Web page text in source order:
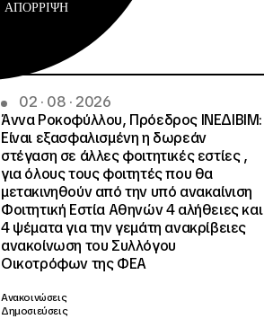
02 · 08 · 2026
Άννα Ροκοφύλλου, Πρόεδρος ΙΝΕΔΙΒΙΜ:
Είναι εξασφαλισμένη η δωρεάν
στέγαση σε άλλες φοιτητικές εστίες ,
για όλους τους φοιτητές που θα
μετακινηθούν από την υπό ανακαίνιση
Φοιτητική Εστία Αθηνών 4 αλήθειες και
4 ψέματα για την γεμάτη ανακρίβειες
ανακοίνωση του Συλλόγου
Οικοτρόφων της ΦΕΑ
Ανακοινώσεις
Δημοσιεύσεις
ΑΠΌΡΡΙΨΗ